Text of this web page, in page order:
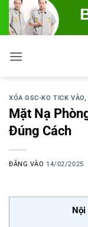
Bỏ
qua
nội
dung
XÓA GSC-KO TICK VÀO,
Mặt Nạ
Đúng Cách
ĐĂNG VÀO 14/02/2025
Nội